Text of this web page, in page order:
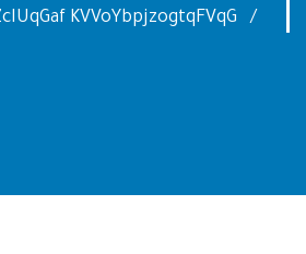
KVVoYbpjzogtqFVqG